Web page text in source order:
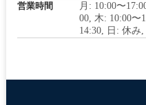
営業時間
月: 10:00〜
00, 木: 10:00〜
14:30, 日: 休み